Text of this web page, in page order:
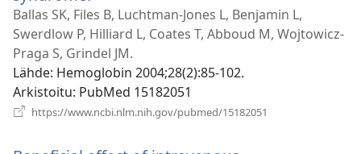
uuden
ikkunan)
Ballas SK, Files B, Luchtman-Jones L, Benjamin L,
Swerdlow P, Hilliard L, Coates T, Abboud M, Wojtowicz-
Praga S, Grindel JM.
Lähde‎: Hemoglobin 2004;28(2):85-102.
Arkistoitu‎: PubMed 15182051
https://www.ncbi.nlm.nih.gov/pubmed/15182051